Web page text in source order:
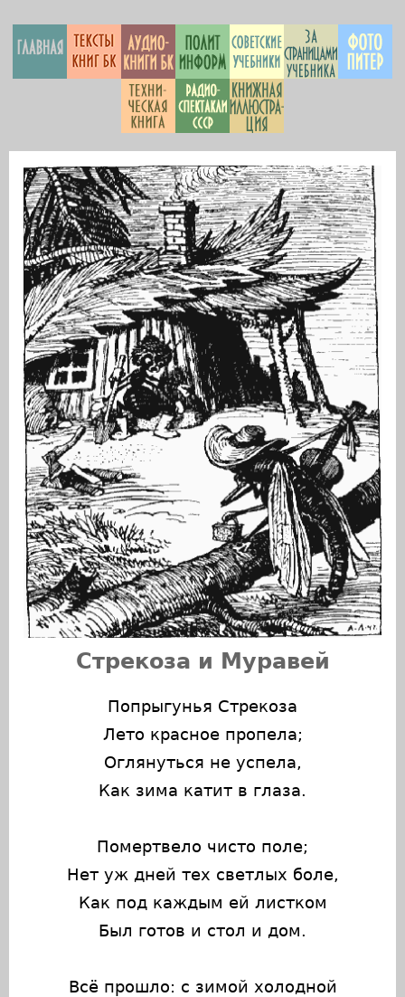
Стрекоза и Муравей
Попрыгунья Стрекоза
Лето красное пропела;
Оглянуться не успела,
Как зима катит в глаза.
Помертвело чисто поле;
Нет уж дней тех светлых боле,
Как под каждым ей листком
Был готов и стол и дом.
Всё прошло: с зимой холодной